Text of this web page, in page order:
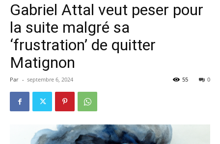
Gabriel Attal veut peser pour
la suite malgré sa
‘frustration’ de quitter
Matignon
Par - septembre 6, 2024 0
55